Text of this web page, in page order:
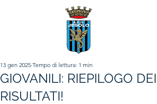
GIOVANILI: RIEPILOGO DEI
RISULTATI!
13 gen 2025 Tempo di lettura: 1 min